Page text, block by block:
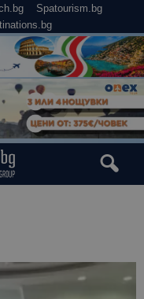
Spatourism.bg